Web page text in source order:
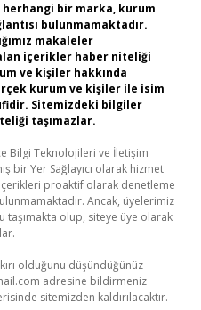
bir marka, kurum
bulunmamaktadır.
makaleler
içerikler haber niteliği
ve kişiler hakkında
kurum ve kişiler ile isim
Sitemizdeki bilgiler
taşımazlar.
Bilgi Teknolojileri ve İletişim
bir Yer Sağlayıcı olarak hizmet
proaktif olarak denetleme
Ancak, üyelerimiz
taşımakta olup, siteye üye olarak
olduğunu düşündüğünüz
adresine bildirmeniz
sitemizden kaldırılacaktır.